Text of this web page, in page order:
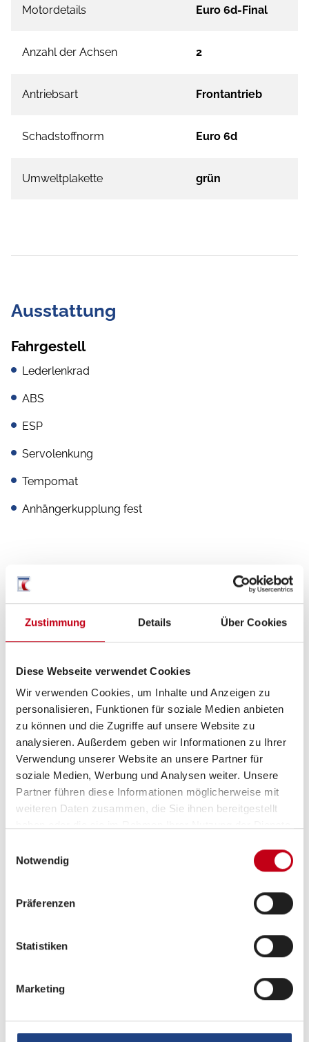
Zustimmung Details Über Cookies
Diese Webseite verwendet Cookies
Wir verwenden Cookies, um Inhalte und Anzeigen zu
personalisieren, Funktionen für soziale Medien anbieten
zu können und die Zugriffe auf unsere Website zu
analysieren. Außerdem geben wir Informationen zu Ihrer
Verwendung unserer Website an unsere Partner für
soziale Medien, Werbung und Analysen weiter. Unsere
Partner führen diese Informationen möglicherweise mit
weiteren Daten zusammen, die Sie ihnen bereitgestellt
Notwendig
Präferenzen
Statistiken
Marketing
Motordetails Euro 6d-Final
Anzahl der Achsen 2
Antriebsart Frontantrieb
Schadstoffnorm Euro 6d
Umweltplakette grün
Ausstattung
Fahrgestell
Lederlenkrad
ABS
ESP
Servolenkung
Tempomat
Anhängerkupplung fest
Aufbau
GFK-Dach
Inneneinrichtung
Bettverbreiterung
Heizung / Klima
Multimedia